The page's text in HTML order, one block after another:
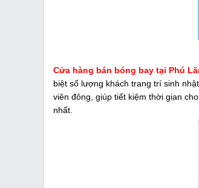
Cửa hàng bán bóng bay tại Phú
biệt số lượng khách trang trí sinh
viên đông, giúp tiết kiệm thời gian
nhất.